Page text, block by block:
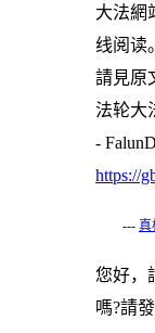
大法網
线阅读。
請見原
法轮大
-
https://
--- 真
您好，
嗎?請